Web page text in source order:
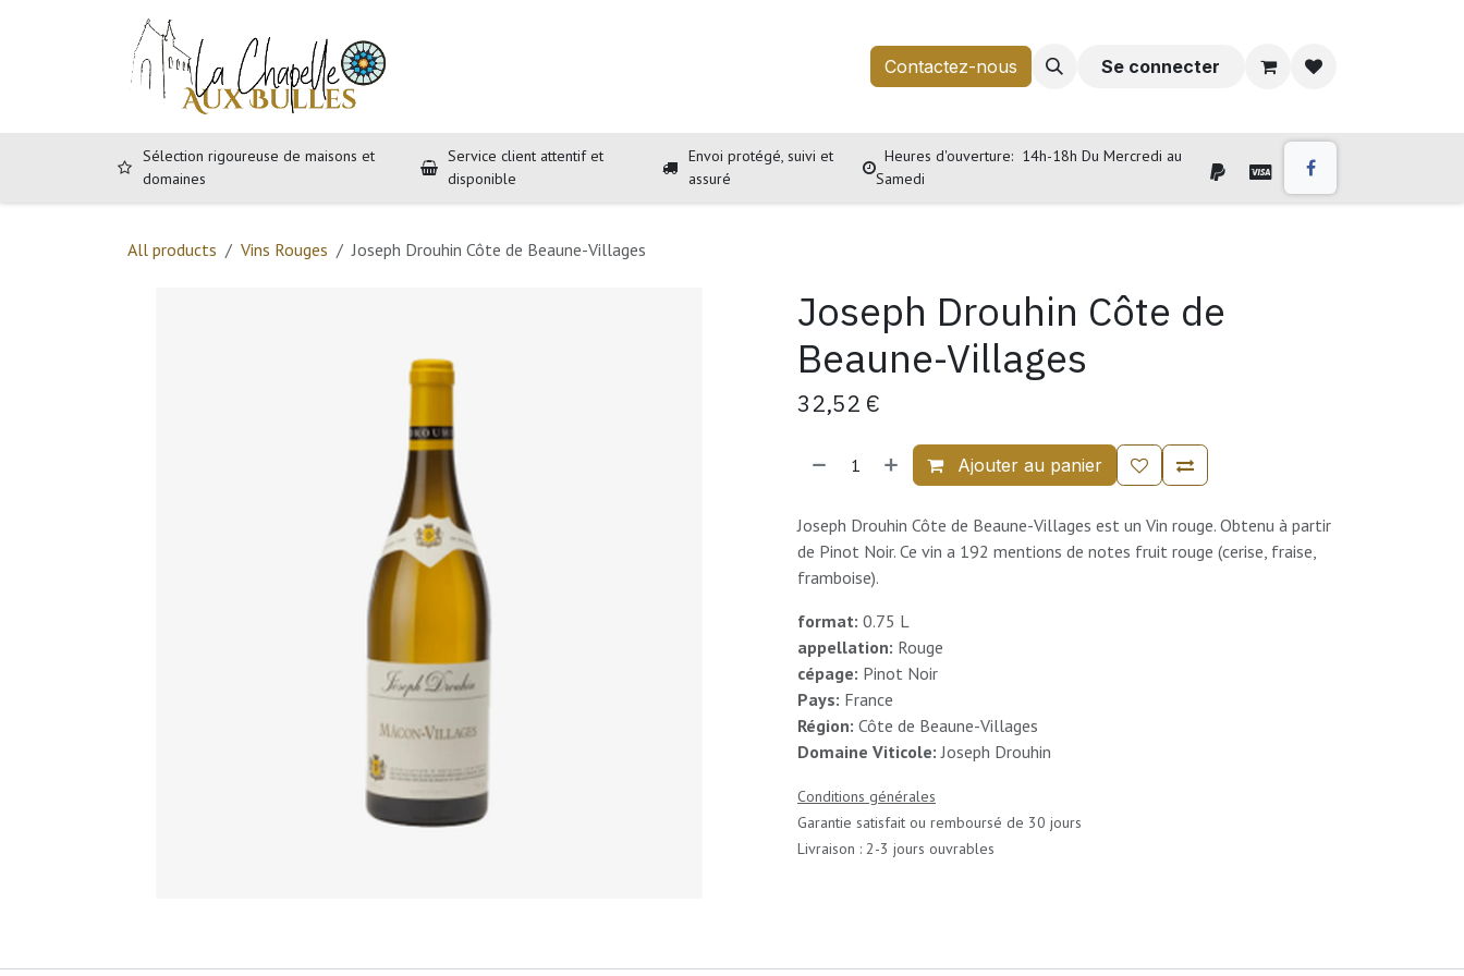
Contactez-nous Se connecter
Sélection rigoureuse de maisons et
domaines
Service client attentif et
disponible
Envoi protégé, suivi et
assuré
Heures d'ouverture: 14h-18h Du Mercredi au
Samedi
All products Vins Rouges Joseph Drouhin Côte de Beaune-Villages
Joseph Drouhin Côte de
Beaune-Villages
32,52 €
Ajouter au panier
Joseph Drouhin Côte de Beaune-Villages est un Vin rouge. Obtenu à partir
de Pinot Noir. Ce vin a 192 mentions de notes fruit rouge (cerise, fraise,
framboise).
format: 0.75 L
appellation: Rouge
cépage: Pinot Noir
Pays: France
Région: Côte de Beaune-Villages
Domaine Viticole: Joseph Drouhin
Conditions générales
Garantie satisfait ou remboursé de 30 jours
Livraison : 2-3 jours ouvrables